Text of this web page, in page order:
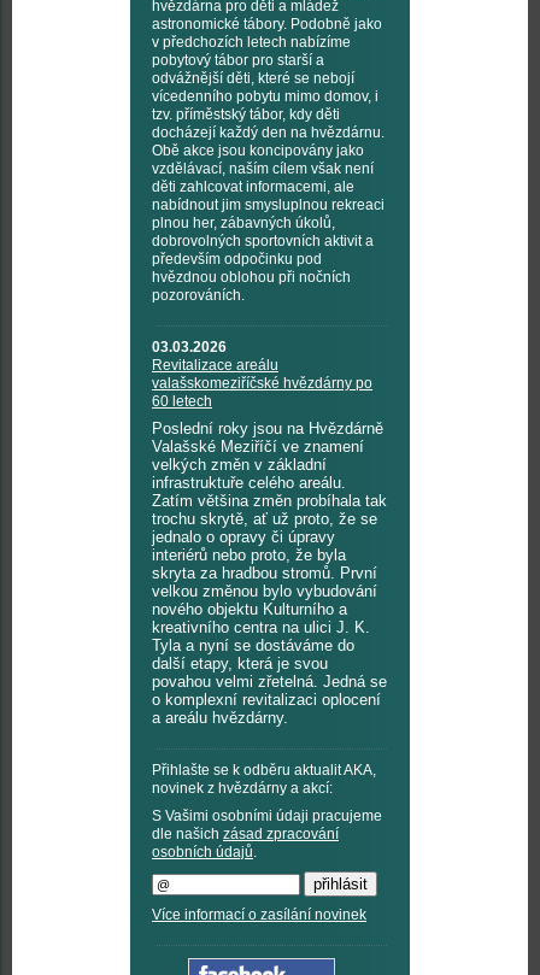
hvězdárna pro děti a mládež
astronomické tábory. Podobně jako
v předchozích letech nabízíme
pobytový tábor pro starší a
odvážnější děti, které se nebojí
vícedenního pobytu mimo domov, i
tzv. příměstský tábor, kdy děti
docházejí každý den na hvězdárnu.
Obě akce jsou koncipovány jako
vzdělávací, naším cílem však není
děti zahlcovat informacemi, ale
nabídnout jim smysluplnou rekreaci
plnou her, zábavných úkolů,
dobrovolných sportovních aktivit a
především odpočinku pod
hvězdnou oblohou při nočních
pozorováních.
03.03.2026
Revitalizace areálu
valašskomeziříčské hvězdárny po
60 letech
Poslední roky jsou na Hvězdárně
Valašské Meziříčí ve znamení
velkých změn v základní
infrastruktuře celého areálu.
Zatím většina změn probíhala tak
trochu skrytě, ať už proto, že se
jednalo o opravy či úpravy
interiérů nebo proto, že byla
skryta za hradbou stromů. První
velkou změnou bylo vybudování
nového objektu Kulturního a
kreativního centra na ulici J. K.
Tyla a nyní se dostáváme do
další etapy, která je svou
povahou velmi zřetelná. Jedná se
o komplexní revitalizaci oplocení
a areálu hvězdárny.
Přihlašte se k odběru aktualit AKA,
novinek z hvězdárny a akcí:
S Vašimi osobními údaji pracujeme
dle našich zásad zpracování
osobních údajů.
Více informací o zasílání novinek